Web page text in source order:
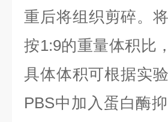
重后将组织剪碎。
按1:9的重量体积比
具体体积可根据实
PBS中加入蛋白酶